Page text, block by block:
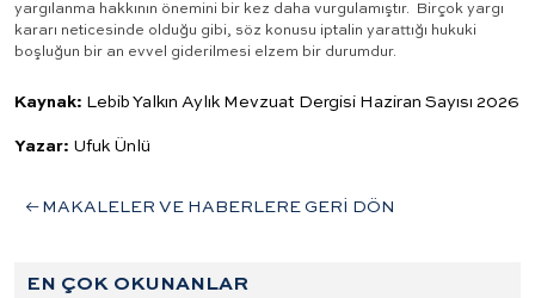
yargılanma hakkının önemini bir kez daha vurgulamıştır. Birçok yargı
kararı neticesinde olduğu gibi, söz konusu iptalin yarattığı hukuki
boşluğun bir an evvel giderilmesi elzem bir durumdur.
Kaynak: Lebib Yalkın Aylık Mevzuat Dergisi Haziran Sayısı 2026
Yazar: Ufuk Ünlü
MAKALELER VE HABERLERE GERİ DÖN
EN ÇOK OKUNANLAR